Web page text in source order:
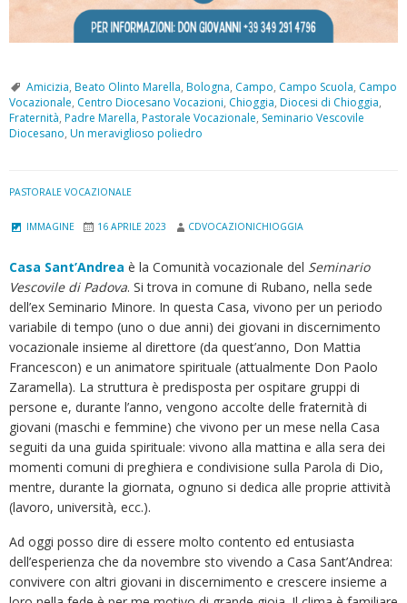
Amicizia, Beato Olinto Marella, Bologna, Campo, Campo Scuola, Campo
Vocazionale, Centro Diocesano Vocazioni, Chioggia, Diocesi di Chioggia,
Fraternità, Padre Marella, Pastorale Vocazionale, Seminario Vescovile
Diocesano, Un meraviglioso poliedro
PASTORALE VOCAZIONALE
IMMAGINE 16 APRILE 2023 CDVOCAZIONICHIOGGIA
Casa Sant’Andrea è la Comunità vocazionale del Seminario
Vescovile di Padova. Si trova in comune di Rubano, nella sede
dell’ex Seminario Minore. In questa Casa, vivono per un periodo
variabile di tempo (uno o due anni) dei giovani in discernimento
vocazionale insieme al direttore (da quest’anno, Don Mattia
Francescon) e un animatore spirituale (attualmente Don Paolo
Zaramella). La struttura è predisposta per ospitare gruppi di
persone e, durante l’anno, vengono accolte delle fraternità di
giovani (maschi e femmine) che vivono per un mese nella Casa
seguiti da una guida spirituale: vivono alla mattina e alla sera dei
momenti comuni di preghiera e condivisione sulla Parola di Dio,
mentre, durante la giornata, ognuno si dedica alle proprie attività
(lavoro, università, ecc.).
Ad oggi posso dire di essere molto contento ed entusiasta
dell’esperienza che da novembre sto vivendo a Casa Sant’Andrea:
convivere con altri giovani in discernimento e crescere insieme a